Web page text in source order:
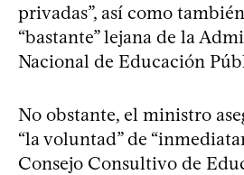
privadas”, así como
“bastante” lejana de la
Nacional de Educación
No obstante, el ministro
“la voluntad” de
Consejo Consultivo de